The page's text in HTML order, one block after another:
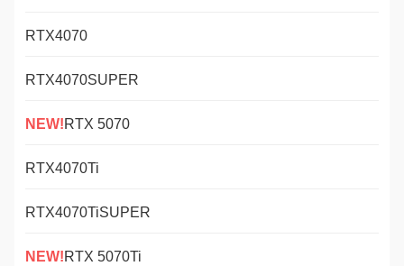
RTX4070
RTX4070SUPER
NEW!RTX 5070
RTX4070Ti
RTX4070TiSUPER
NEW!RTX 5070Ti